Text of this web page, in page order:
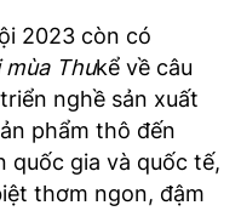
2023 còn có
Thukể về câu
nghề sản xuất
phẩm thô đến
quốc gia và quốc tế,
thơm ngon, đậm